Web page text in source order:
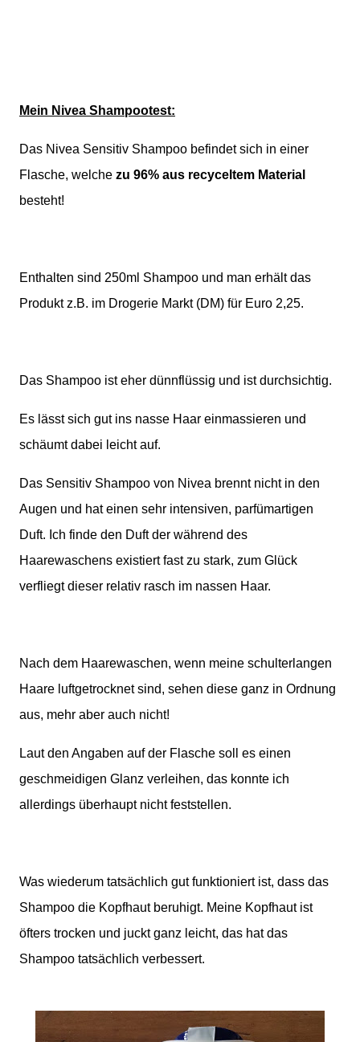
Mein Nivea Shampootest:
Das Nivea Sensitiv Shampoo befindet sich in einer
Flasche, welche zu 96% aus recyceltem Material
besteht!
Enthalten sind 250ml Shampoo und man erhält das
Produkt z.B. im Drogerie Markt (DM) für Euro 2,25.
Das Shampoo ist eher dünnflüssig und ist durchsichtig.
Es lässt sich gut ins nasse Haar einmassieren und
schäumt dabei leicht auf.
Das Sensitiv Shampoo von Nivea brennt nicht in den
Augen und hat einen sehr intensiven, parfümartigen
Duft. Ich finde den Duft der während des
Haarewaschens existiert fast zu stark, zum Glück
verfliegt dieser relativ rasch im nassen Haar.
Nach dem Haarewaschen, wenn meine schulterlangen
Haare luftgetrocknet sind, sehen diese ganz in Ordnung
aus, mehr aber auch nicht!
Laut den Angaben auf der Flasche soll es einen
geschmeidigen Glanz verleihen, das konnte ich
allerdings überhaupt nicht feststellen.
Was wiederum tatsächlich gut funktioniert ist, dass das
Shampoo die Kopfhaut beruhigt. Meine Kopfhaut ist
öfters trocken und juckt ganz leicht, das hat das
Shampoo tatsächlich verbessert.